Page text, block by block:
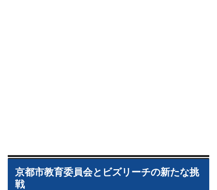
京都市教育委員会とビズリーチの新たな挑
戦